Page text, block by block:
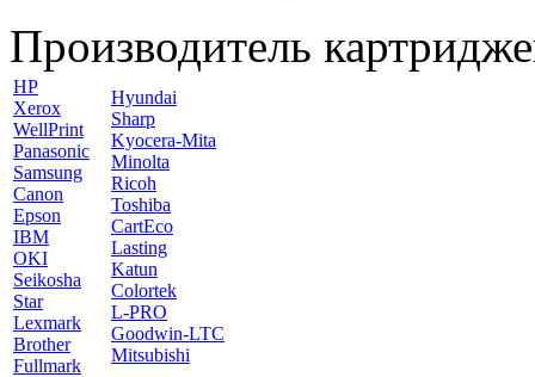
Производитель
HP
Xerox
WellPrint
Panasonic
Samsung
Canon
Epson
IBM
OKI
Seikosha
Star
Lexmark
Brother
Fullmark
Hyundai
Sharp
Kyocera-Mita
Minolta
Ricoh
Toshiba
CartEco
Lasting
Katun
Colortek
L-PRO
Goodwin-LTC
Mitsubishi